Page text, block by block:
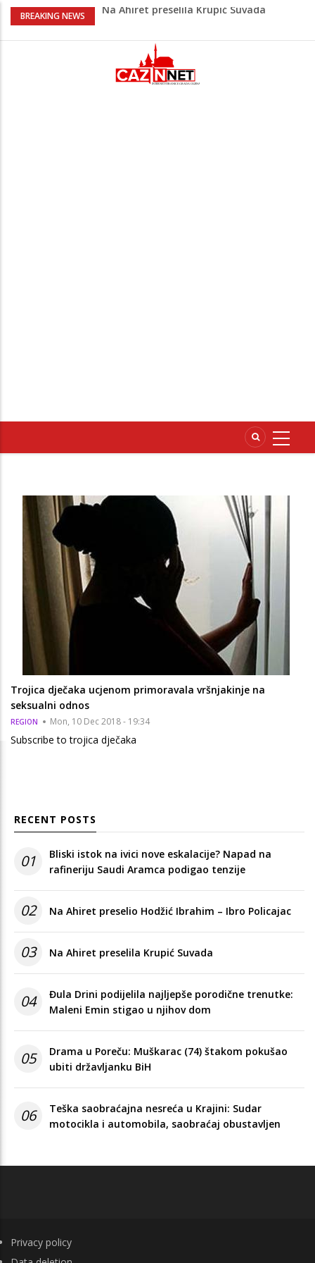
BREAKING NEWS
Na Ahiret preselila Krupić Suvada
Policajac
Bliski istok na ivici nove eskalacije?
Napad na rafineriju Saudi Aramca
podigao tenzije
Trojica dječaka ucjenom primoravala vršnjakinje na
seksualni odnos
REGION Mon, 10 Dec 2018 - 19:34
Subscribe to trojica dječaka
RECENT POSTS
01
Bliski istok na ivici nove eskalacije? Napad na
rafineriju Saudi Aramca podigao tenzije
02 Na Ahiret preselio Hodžić Ibrahim – Ibro Policajac
03 Na Ahiret preselila Krupić Suvada
04
Đula Drini podijelila najljepše porodične trenutke:
Maleni Emin stigao u njihov dom
05
Drama u Poreču: Muškarac (74) štakom pokušao
ubiti državljanku BiH
06
Teška saobraćajna nesreća u Krajini: Sudar
motocikla i automobila, saobraćaj obustavljen
FOOTER
Privacy policy